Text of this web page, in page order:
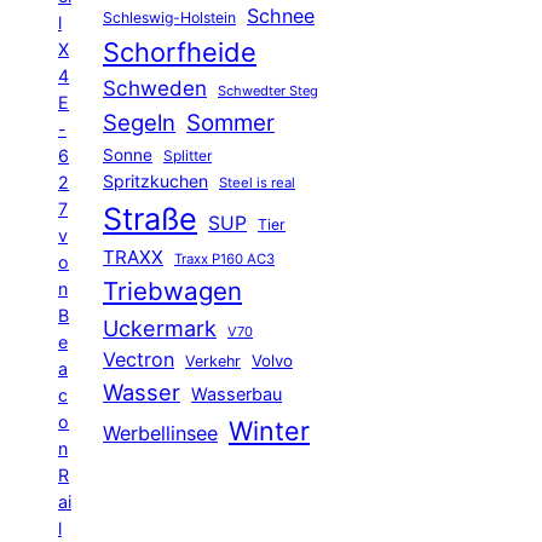
l
X
4
E
-
6
2
7
v
o
n
B
e
a
c
o
n
R
ai
l
Schleswig-Holstein Schnee
Schorfheide
Schweden Schwedter Steg
Segeln Sommer
Sonne Splitter
Spritzkuchen Steel is real
Straße SUP Tier
TRAXX Traxx P160 AC3
Triebwagen
Uckermark V70
Vectron Verkehr Volvo
Wasser Wasserbau
Werbellinsee Winter